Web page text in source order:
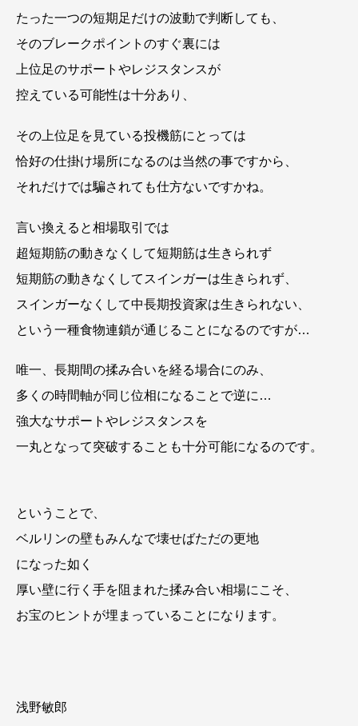
たった一つの短期足だけの波動で判断しても、
そのブレークポイントのすぐ裏には
上位足のサポートやレジスタンスが
控えている可能性は十分あり、
その上位足を見ている投機筋にとっては
恰好の仕掛け場所になるのは当然の事ですから、
それだけでは騙されても仕方ないですかね。
言い換えると相場取引では
超短期筋の動きなくして短期筋は生きられず
短期筋の動きなくしてスインガーは生きられず、
スインガーなくして中長期投資家は生きられない、
という一種食物連鎖が通じることになるのですが…
唯一、長期間の揉み合いを経る場合にのみ、
多くの時間軸が同じ位相になることで逆に…
強大なサポートやレジスタンスを
一丸となって突破することも十分可能になるのです。
ということで、
ベルリンの壁もみんなで壊せばただの更地
になった如く
厚い壁に行く手を阻まれた揉み合い相場にこそ、
お宝のヒントが埋まっていることになります。
浅野敏郎